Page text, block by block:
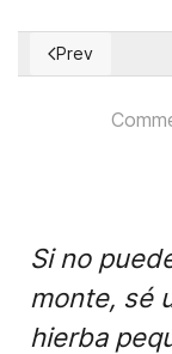
Previous
Prev
Si no
monte, sé
hierba